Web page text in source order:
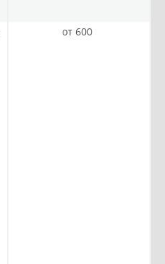
от 600